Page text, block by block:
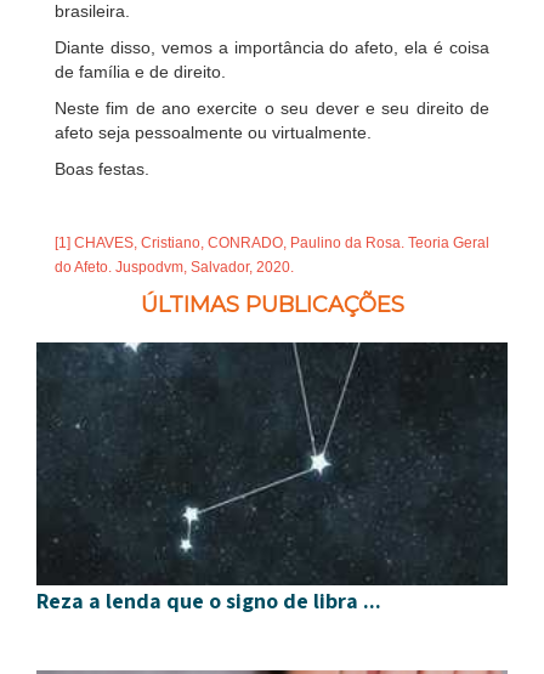
brasileira.
Diante disso, vemos a importância do afeto, ela é coisa
de família e de direito.
Neste fim de ano exercite o seu dever e seu direito de
afeto seja pessoalmente ou virtualmente.
Boas festas.
[1] CHAVES, Cristiano, CONRADO, Paulino da Rosa. Teoria Geral
do Afeto. Juspodvm, Salvador, 2020.
ÚLTIMAS PUBLICAÇÕES
Reza a lenda que o signo de libra ...